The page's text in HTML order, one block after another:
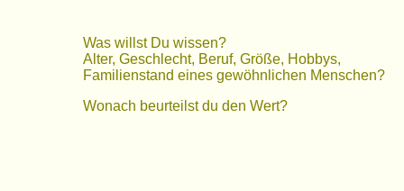
Was willst Du wissen?
Alter, Geschlecht, Beruf, Größe, Hobbys,
Familienstand eines gewöhnlichen Menschen?
Wonach beurteilst du den Wert?